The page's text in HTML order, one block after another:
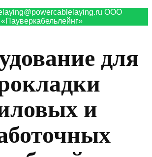
ООО
«Пауверкабельлейнг»
для
и